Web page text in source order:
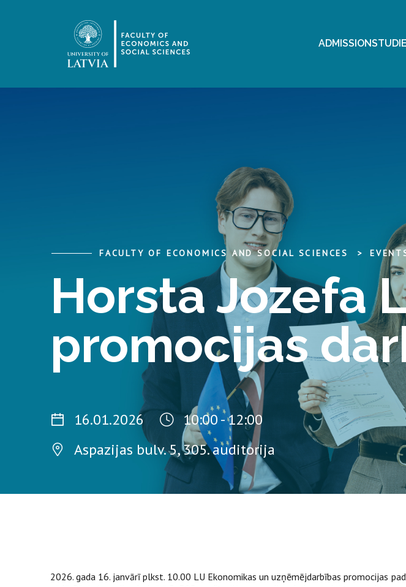
ADMISSION
FACULTY OF ECONOMICS AND SOCIAL SCIENCES
Horsta Jozefa
promocijas
16.01.2026
10:00 - 12:00
Aspazijas bulv. 5, 305. auditorija
2026. gada 16. janvārī plkst. 10.00 LU Ekonomikas un uzņēmējdarbības promocijas